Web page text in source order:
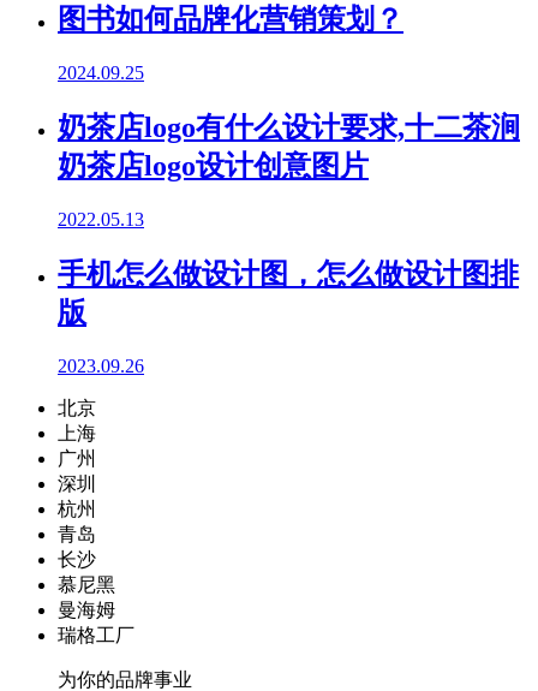
图书如何品牌化营销策划？
2024.09.25
奶茶店logo有什么设计要求,十二茶涧
奶茶店logo设计创意图片
2022.05.13
手机怎么做设计图，怎么做设计图排
版
2023.09.26
北京
上海
广州
深圳
杭州
青岛
长沙
慕尼黑
曼海姆
瑞格工厂
为你的品牌事业